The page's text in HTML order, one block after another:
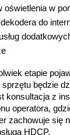
oświetlenia w
dekodera do
etapie
będzie
konsultacja z
operatora,
zachowuje się
HDCP.